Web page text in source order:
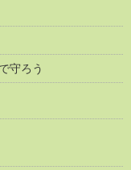
守ろう